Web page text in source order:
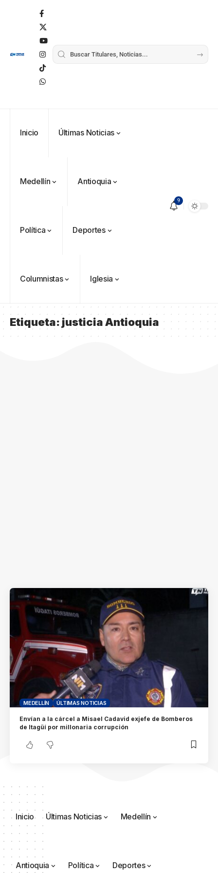
Inicio Últimas Noticias
Medellín Antioquia
Política Deportes
Columnistas Iglesia
9
Etiqueta:justicia Antioquia
MEDELLÍN ÚLTIMAS NOTICIAS
Envían a la cárcel a Misael Cadavid exjefe de Bomberos
de Itagüí por millonaria corrupción
Inicio Últimas Noticias Medellín
Antioquia Política Deportes